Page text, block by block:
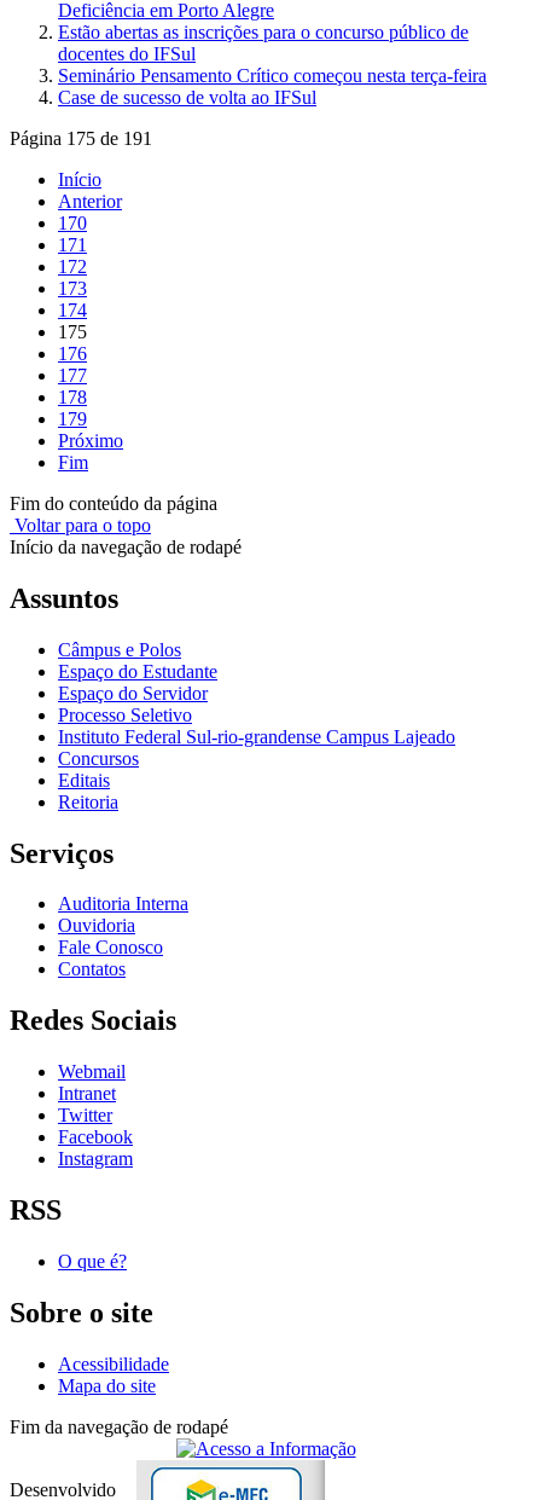
Deficiência em Porto Alegre
Estão abertas as inscrições para o concurso público de
docentes do IFSul
Seminário Pensamento Crítico começou nesta terça-feira
Case de sucesso de volta ao IFSul
Página 175 de 191
Início
Anterior
170
171
172
173
174
175
176
177
178
179
Próximo
Fim
Fim do conteúdo da página
Voltar para o topo
Início da navegação de rodapé
Assuntos
Câmpus e Polos
Espaço do Estudante
Espaço do Servidor
Processo Seletivo
Instituto Federal Sul-rio-grandense Campus Lajeado
Concursos
Editais
Reitoria
Serviços
Auditoria Interna
Ouvidoria
Fale Conosco
Contatos
Redes Sociais
Webmail
Intranet
Twitter
Facebook
Instagram
RSS
O que é?
Sobre o site
Acessibilidade
Mapa do site
Fim da navegação de rodapé
Desenvolvido